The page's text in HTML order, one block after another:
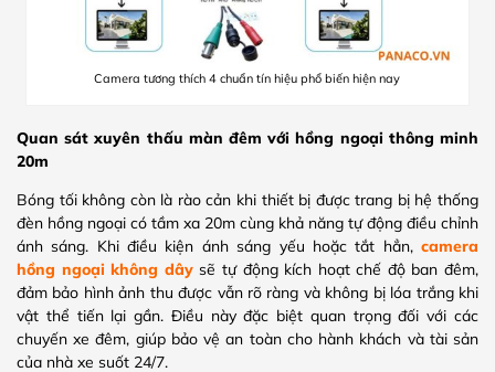
Camera tương thích 4 chuẩn tín hiệu phổ biến hiện nay
Quan sát xuyên thấu màn đêm với hồng ngoại thông minh
20m
Bóng tối không còn là rào cản khi thiết bị được trang bị hệ thống
đèn hồng ngoại có tầm xa 20m cùng khả năng tự động điều chỉnh
ánh sáng. Khi điều kiện ánh sáng yếu hoặc tắt hẳn, camera
hồng ngoại không dâysẽ tự động kích hoạt chế độ ban đêm,
đảm bảo hình ảnh thu được vẫn rõ ràng và không bị lóa trắng khi
vật thể tiến lại gần. Điều này đặc biệt quan trọng đối với các
chuyến xe đêm, giúp bảo vệ an toàn cho hành khách và tài sản
của nhà xe suốt 24/7.